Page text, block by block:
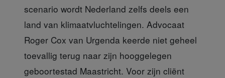
scenario wordt Nederland zelfs deels een
land van klimaatvluchtelingen. Advocaat
Roger Cox van Urgenda keerde niet geheel
toevallig terug naar zijn hooggelegen
geboortestad Maastricht. Voor zijn cliënt